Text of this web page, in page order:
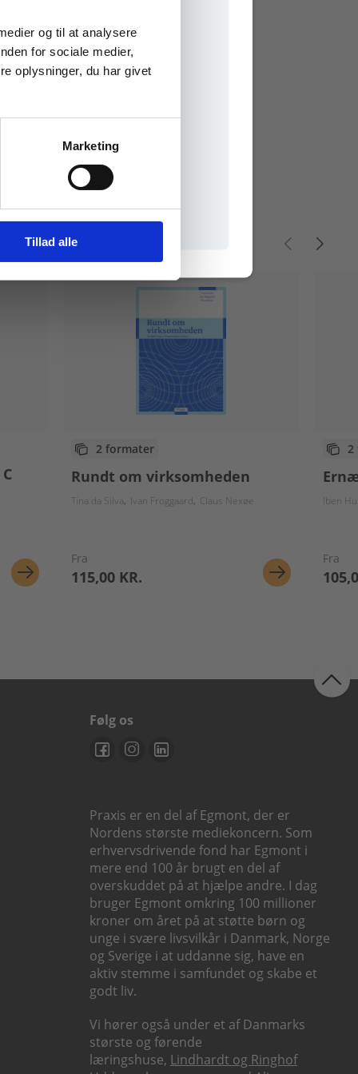
og til at analysere
for sociale medier,
oplysninger, du har givet
Marketing
Tillad alle
2 formater
Rundt om virksomheden
Tina da Silva Ivan Froggaard Claus Nexøe
Fra
115,00 KR.
2
Iben
Fra
Følg os
Praxis er en del af Egmont, der er
Nordens største mediekoncern. Som
erhvervsdrivende fond har Egmont i
mere end 100 år brugt en del af
overskuddet på at hjælpe andre. I dag
bruger Egmont omkring 100 millioner
kroner om året på at støtte børn og
unge i svære livsvilkår i Danmark, Norge
og Sverige i at uddanne sig, have en
aktiv stemme i samfundet og skabe et
godt liv.
Vi hører også under et af Danmarks
største og førende
læringshuse, Lindhardt og Ringhof
onlinematerialer